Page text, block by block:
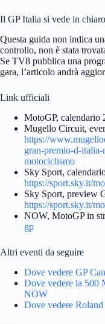
Il GP Italia si vede in
Questa guida non indica
controllo, non è stata
Se TV8 pubblica una
gara, l’articolo andrà
Link ufficiali
MotoGP, calendario
Mugello Circuit,
https://
gran-premio-d-
motociclismo
Sky Sport,
https://sport.sky.it/
Sky Sport, preview
https://sport.sky.it/
NOW, MotoGP in
gp
Altri eventi da seguire
Dove vedere GP
Dove vedere la 500
NOW
Dove vedere